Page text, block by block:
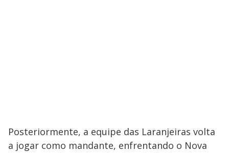
Posteriormente, a equipe das Laranjeiras volta
a jogar como mandante, enfrentando o Nova